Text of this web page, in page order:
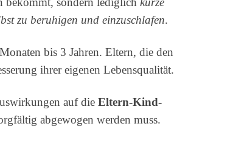
zu beruhigen und einzuschlafen.
bis 3 Jahren. Eltern, die den
ihrer eigenen Lebensqualität.
auf die Eltern-Kind-
abgewogen werden muss.